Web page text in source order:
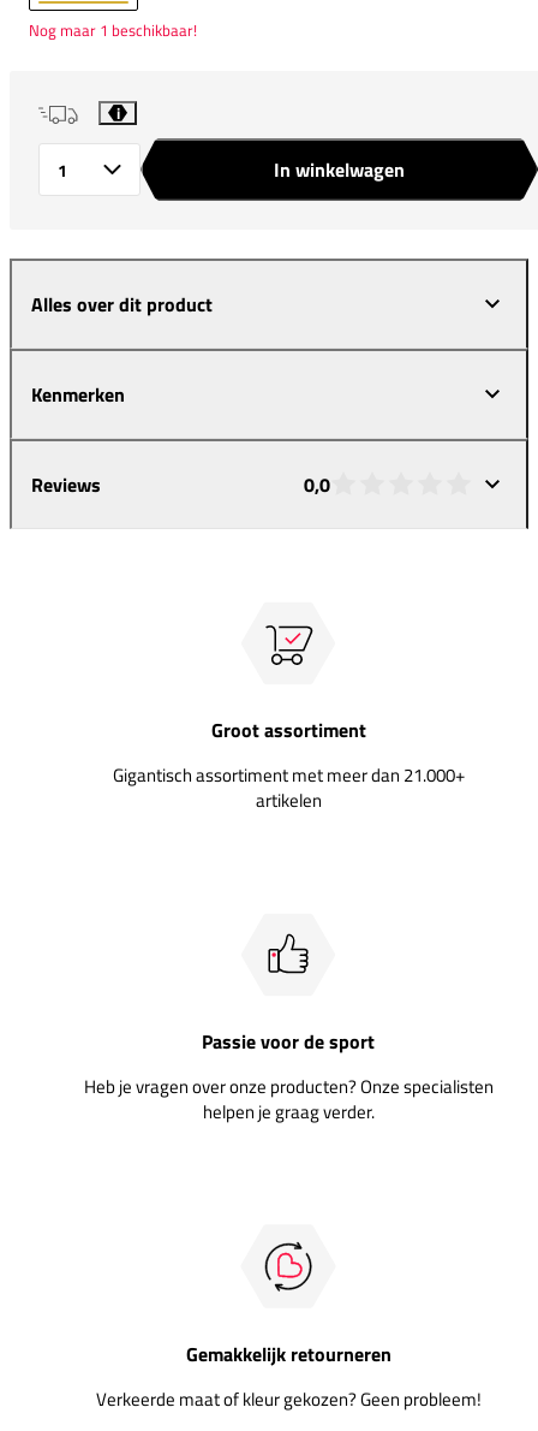
Nog maar 1 beschikbaar!
i
In winkelwagen
Alles over dit product
Kenmerken
Reviews 0,0
Groot assortiment
Gigantisch assortiment met meer dan 21.000+
artikelen
Passie voor de sport
Heb je vragen over onze producten? Onze specialisten
helpen je graag verder.
Gemakkelijk retourneren
Verkeerde maat of kleur gekozen? Geen probleem!